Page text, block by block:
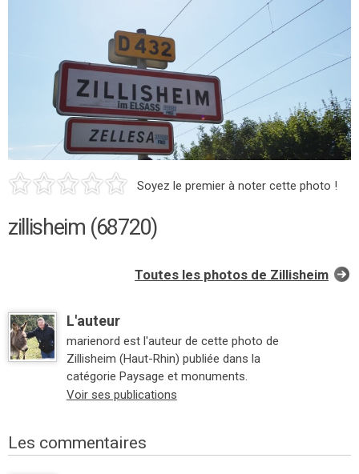
Soyez le premier à noter cette photo !
zillisheim (68720)
Toutes les photos de Zillisheim
L'auteur
marienord est l'auteur de cette photo de
Zillisheim (Haut-Rhin) publiée dans la
catégorie Paysage et monuments.
Voir ses publications
Les commentaires